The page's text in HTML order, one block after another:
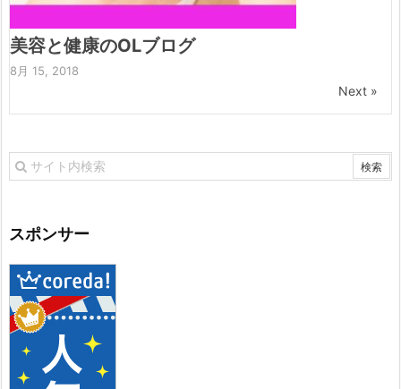
美容と健康のOLブログ
8月 15, 2018
Next »
スポンサー